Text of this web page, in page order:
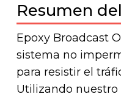
Resumen
Epoxy Broadcast
sistema no
para resistir el
Utilizando